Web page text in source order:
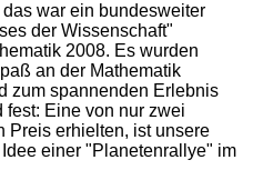
war ein bundesweiter
der Wissenschaft"
2008. Es wurden
an der Mathematik
zum spannenden Erlebnis
fest: Eine von nur zwei
Preis erhielten, ist unsere
einer "Planetenrallye" im